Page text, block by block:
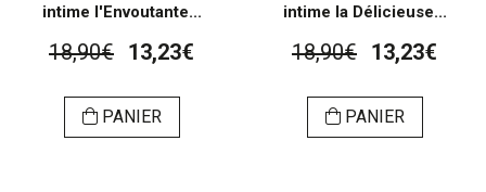
intime l'Envoutante...
18,90€ 13,23€
PANIER
intime la Délicieuse...
18,90€ 13,23€
PANIER